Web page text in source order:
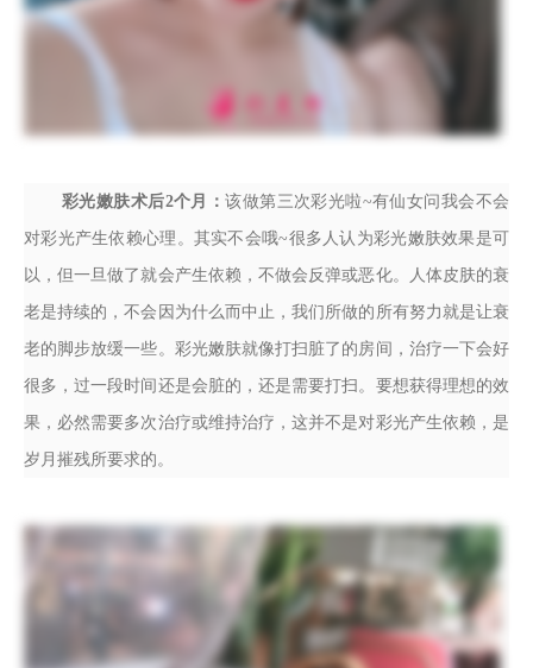
彩光嫩肤术后2个月：该做第三次彩光啦~有仙女问我会不会
对彩光产生依赖心理。其实不会哦~很多人认为彩光嫩肤效果是可
以，但一旦做了就会产生依赖，不做会反弹或恶化。人体皮肤的衰
老是持续的，不会因为什么而中止，我们所做的所有努力就是让衰
老的脚步放缓一些。彩光嫩肤就像打扫脏了的房间，治疗一下会好
很多，过一段时间还是会脏的，还是需要打扫。要想获得理想的效
果，必然需要多次治疗或维持治疗，这并不是对彩光产生依赖，是
岁月摧残所要求的。